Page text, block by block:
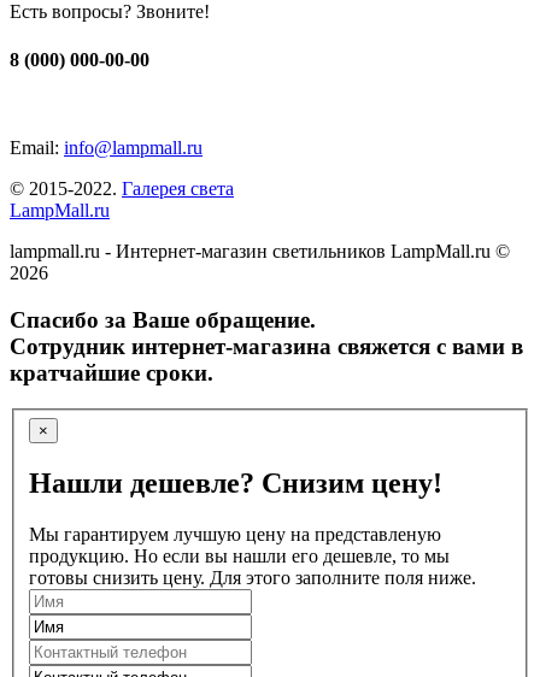
Есть вопросы? Звоните!
8 (000) 000-00-00
Email: info@lampmall.ru
© 2015-2022. Галерея света
LampMall.ru
lampmall.ru - Интернет-магазин светильников LampMall.ru ©
2026
Спасибо за Ваше обращение.
Сотрудник интернет-магазина свяжется с вами в
кратчайшие сроки.
×
Нашли дешевле? Снизим цену!
Мы гарантируем лучшую цену на представленую
продукцию. Но если вы нашли его дешевле, то мы
готовы снизить цену. Для этого заполните поля ниже.